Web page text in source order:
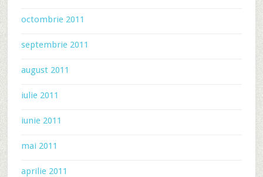
octombrie 2011
septembrie 2011
august 2011
iulie 2011
iunie 2011
mai 2011
aprilie 2011